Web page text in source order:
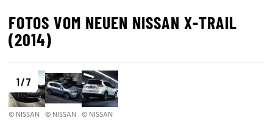
FOTOS VOM NEUEN NISSAN X-TRAIL
(2014)
1 / 7
© NISSAN © NISSAN © NISSAN